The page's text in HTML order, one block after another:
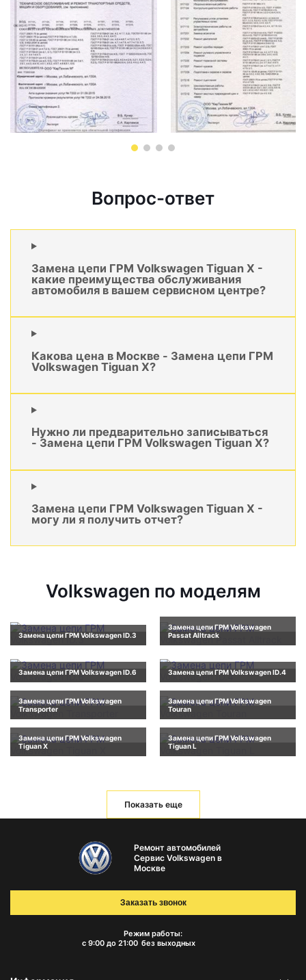
Вопрос-ответ
Замена цепи ГРМ Volkswagen Tiguan X -
какие преимущества обслуживания
автомобиля в вашем сервисном центре?
Какова цена в Москве - Замена цепи ГРМ
Volkswagen Tiguan X?
Нужно ли предварительно записываться
- Замена цепи ГРМ Volkswagen Tiguan X?
Замена цепи ГРМ Volkswagen Tiguan X -
могу ли я получить отчет?
Volkswagen по моделям
Замена цепи ГРМ Volkswagen ID.3
Замена цепи ГРМ Volkswagen
Passat Alltrack
Замена цепи ГРМ Volkswagen ID.6 Замена цепи ГРМ Volkswagen ID.4
Замена цепи ГРМ Volkswagen
Transporter
Замена цепи ГРМ Volkswagen
Touran
Замена цепи ГРМ Volkswagen
Tiguan X
Замена цепи ГРМ Volkswagen
Tiguan L
Показать еще
Ремонт автомобилей
Сервис Volkswagen в
Москве
Режим работы:
с 9:00 до 21:00 без выходных
Заказать звонок